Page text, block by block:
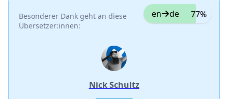
Besonderer Dank geht an diese
Übersetzer:innen:
en de 77%
Nick Schultz